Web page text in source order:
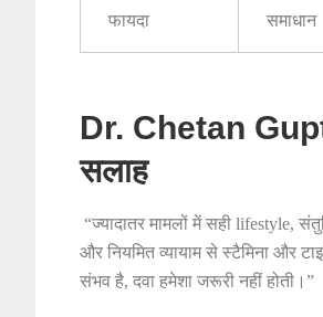
फायदा
समाधान
Dr. Chetan
सलाह
“ज्यादातर मामलों में सही lifestyle,
और नियमित व्यायाम से स्टैमिना और
संभव है, दवा हमेशा जरूरी नहीं होती।”